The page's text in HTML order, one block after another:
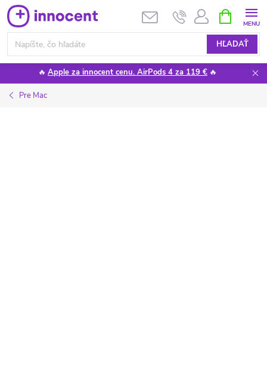
Prejsť
na
obsah
HĽADAŤ
KOŠÍK
🔥 Apple za innocent cenu. AirPods 4 za 119 € 🔥
Pre Mac